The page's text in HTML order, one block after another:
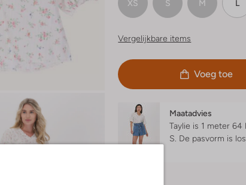
XS S M L
Vergelijkbare items
Voeg toe
Maatadvies
Taylie is 1 meter 64
S. De pasvorm is